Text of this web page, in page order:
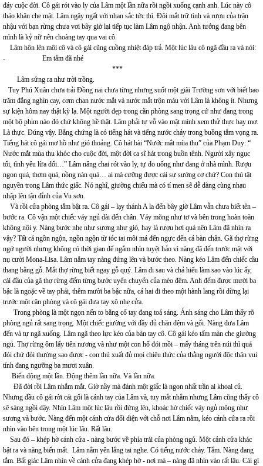
đáy cuộc đời. Cô gái rót vào ly của Lâm một lần nữa rồi ngồi xuống cạnh anh. Lúc này cô
tháo khăn che mặt. Lâm ngây ngất với nhan sắc tức thì. Đôi mắt trữ tình và rượu của trận
nhậu với bạn rừng chưa vơi bây giờ lại tiếp tục làm Lâm ngộ nhận. Anh tưởng đang bên
mình là kỷ nữ nên choàng tay qua vai cô.
Lâm hôn lên môi cô và cô gái cũng cuồng nhiệt đáp trả. Một lúc lâu cô ngã đầu ra và nói:
- Em tắm đã nhé
***
Lâm sửng ra như trời trồng.
Tuy Phú Xuân chưa trải Đồng nai chưa từng nhưng suốt một giãi Trường sơn với biết bao
trăm đắng nghìn cay, cơm chan nước mắt và nước mắt trộn máu với Lâm là không ít. Nhưng
sự kiện hôm nay thật kỳ lạ. Một người đẹp trong căn phòng sang trọng cứ như đang trong
một bộ phim nào đó chứ không hề thật. Lâm phải tự vỗ vào mặt mình xem thử thực hay mơ.
Là thực. Đúng vậy. Bằng chứng là có tiếng hát và tiếng nước chảy trong buồng tắm vọng ra.
Tiếng hát cô gái mơ hồ như gió thoảng. Cô hát bài “Nước mắt mùa thu” của Phạm Duy: “
Nước mắt mùa thu khóc cho cuộc đời, một đời ca sĩ hát trong buồn tênh. Người xây ngục
tối, tình yêu lừa dối…” Lâm nâng chai rót vào ly, tự do uống như đang ở nhà mình. Rượu
ngon quá, thơm quá, nồng nàn quá… ai mà cưỡng được cái sự sướng cơ chứ? Con thú tật
nguyền trong Lâm thức giấc. Nó nghĩ, giường chiếu mà có tí men sẽ dễ dàng cùng nhau
nhập lên tận đỉnh của Vu sơn.
Và rồi cửa phòng tắm bật ra. Cô gái – lạy thánh A la đến bây giờ Lâm vẫn chưa biết tên –
bước ra. Cô vận một chiếc váy ngủ dài đến chân. Váy mõng như tơ và bên trong hoàn toàn
không nội y. Nàng bước nhẹ như sương như gió, hay là rượu hơi quá nên Lâm đã nhìn ra
vậy? Tất cả ngồn ngộn, ngồn ngộn từ tóc tai môi má đến ngực đến cả bàn chân. Gã thợ rừng
ngớ người nhưng không có thời gian để ngắm nhìn tuyệt hảo vì nàng đã đến trước mặt với
nụ cười Mona-Lisa. Lâm nắm tay nàng đứng lên và bước theo. Nàng kéo Lâm đến chiếc cầu
thang bằng gỗ. Mắt thợ rừng biết ngay gỗ quý. Lâm đi sau và chả hiểu làm sao vào lúc ấy,
cái đầu của gã thợ rừng đếm từng bước uyển chuyển của mèo đêm. Anh đếm được mười ba
bậc là ngoặc về tay phải, thêm mười ba bậc nữa, cả hai đi theo một hành lang rồi dừng lại
trước một căn phòng và cô gái đưa tay xô nhẹ cửa.
Trong phòng là một ngọn nến to bằng cổ tay đang toả sáng. Ánh sáng cho Lâm thấy rõ
phòng ngủ rất sang trọng. Một chiếc giường với đầy đủ chăn đệm và gối. Nàng đưa Lâm
đến và tự ngã xuống. Lâm ngã theo lực kéo của bàn tay cô. Cô gái kéo tấm màn che giường
ngủ. Thợ rừng ôm lấy tiên nương và như một con hổ đói mồi – mấy tháng trên núi thì quá
đói chứ đói thường sao được - con thú xuất đủ mọi chiêu thức của thằng người độc thân vui
tính đang ngưỡng ba mươi xuân.
Biển động một lần. Động thêm lần nữa. Và lần nữa.
Đã đời rồi Lâm nhắm mắt. Giờ nầy mà đánh một giấc là ngon nhất trần ai khoai củ.
Nhưng đầu cô gái rời cái gối là cánh tay của Lâm và, tuy mắt nhắm nhưng Lâm cũng thấy cô
sẽ sàng ngồi dậy. Nhìn Lâm một lúc lâu rồi đứng lên, khoác hờ chiếc váy ngủ mõng như
sương và bước. Nàng đến một cánh cửa đối diện với chỗ nơi Lâm nằm, kéo cánh cửa ra rồi
nhìn vào bên trong một lúc lâu. Rất lâu.
Sau đó – khép hờ cánh cửa - nàng bước về phía trái của phòng ngủ. Một cảnh cửa khác
bật ra và nàng biến mất. Lâm nằm yên lắng tai nghe. Có tiếng nước chảy. Tắm. Nàng đang
tắm. Bất giác Lâm nhìn về cánh cửa đang khép hờ - nơi mà – nàng đã nhìn vào rất lâu. Cái gì